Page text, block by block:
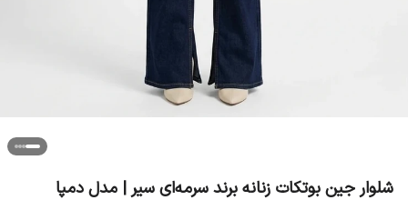
شلوار جین بوتکات زنانه برند سرمه‌ای سیر | مدل دمپا